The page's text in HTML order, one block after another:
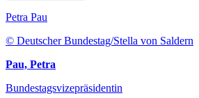
Petra Pau
© Deutscher Bundestag/Stella von Saldern
Pau, Petra
Bundestagsvizepräsidentin